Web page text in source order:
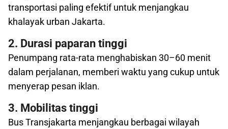
transportasi paling efektif untuk menjangkau
khalayak urban Jakarta.
2. Durasi paparan tinggi
Penumpang rata-rata menghabiskan 30–60 menit
dalam perjalanan, memberi waktu yang cukup untuk
menyerap pesan iklan.
3. Mobilitas tinggi
Bus Transjakarta menjangkau berbagai wilayah